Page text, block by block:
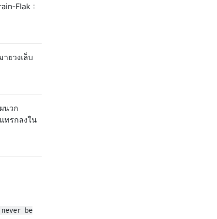
Flak :
ยวงเล็บ
นวก
ทรกลงใน
be